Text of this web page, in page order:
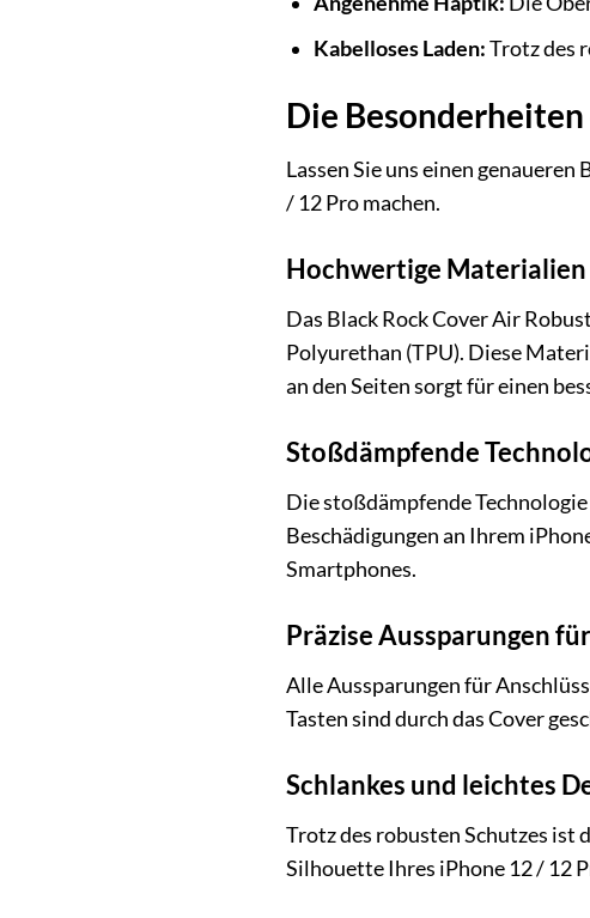
Kabelloses Laden:Trotz des
Die
Lassen Sie uns einen
/ 12 Pro machen.
Hochwertige
Das Black Rock Cover Air
Polyurethan (TPU). Diese
an den Seiten sorgt für einen
Stoßdämpfende
Die stoßdämpfende
Beschädigungen an Ihrem
Smartphones.
Präzise Aussparungen
Alle Aussparungen für
Tasten sind durch das Cover
Schlankes und leichtes
Trotz des robusten Schutzes ist
Silhouette Ihres iPhone 12 / 12